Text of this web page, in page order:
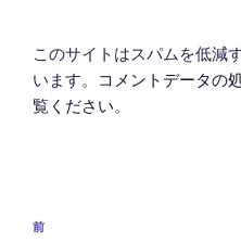
このサイトはスパムを低減
います。
コメントデータの
覧ください。
投
前
前